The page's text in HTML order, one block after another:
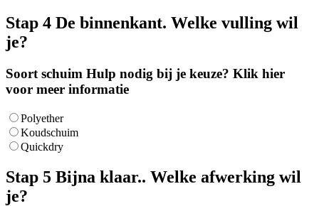
Stap 4 De binnenkant. Welke vulling wil
je?
Soort schuim Hulp nodig bij je keuze? Klik hier
voor meer informatie
Polyether
Koudschuim
Quickdry
Stap 5 Bijna klaar.. Welke afwerking wil
je?